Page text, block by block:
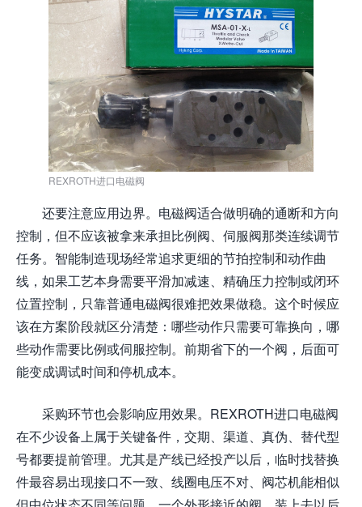
REXROTH进口电磁阀
还要注意应用边界。电磁阀适合做明确的通断和方向
控制，但不应该被拿来承担比例阀、伺服阀那类连续调节
任务。智能制造现场经常追求更细的节拍控制和动作曲
线，如果工艺本身需要平滑加减速、精确压力控制或闭环
位置控制，只靠普通电磁阀很难把效果做稳。这个时候应
该在方案阶段就区分清楚：哪些动作只需要可靠换向，哪
些动作需要比例或伺服控制。前期省下的一个阀，后面可
能变成调试时间和停机成本。
采购环节也会影响应用效果。REXROTH进口电磁阀
在不少设备上属于关键备件，交期、渠道、真伪、替代型
号都要提前管理。尤其是产线已经投产以后，临时找替换
件最容易出现接口不一致、线圈电压不对、阀芯机能相似